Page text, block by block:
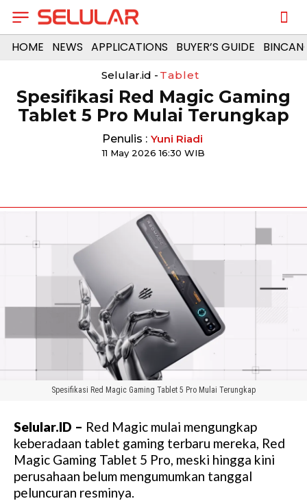
HOME NEWS APPLICATIONS BUYER’S GUIDE
Selular.id - Tablet
Spesifikasi Red Magic Gaming
Tablet 5 Pro Mulai Terungkap
Penulis : Yuni Riadi
11 May 2026 16:30 WIB
Spesifikasi Red Magic Gaming Tablet 5 Pro Mulai Terungkap
Selular.ID – Red Magic mulai mengungkap
keberadaan tablet gaming terbaru mereka, Red
Magic Gaming Tablet 5 Pro, meski hingga kini
perusahaan belum mengumumkan tanggal
peluncuran resminya.